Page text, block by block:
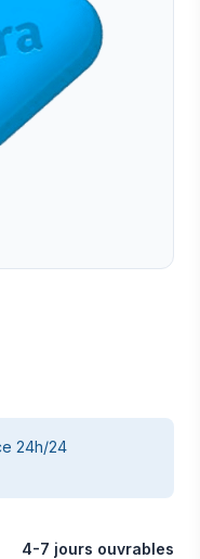
24h/24
4-7 jours ouvrables